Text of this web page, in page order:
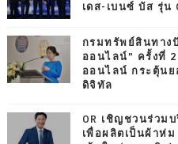
เดส-เบนซ์ บัส รุ่น
กรมทรัพย์สินทาง
ออนไลน์” ครั้งที่
ออนไลน์ กระตุ้น
ดิจิทัล
OR เชิญชวนร่วม
เพื่อผลิตเป็นผ้าห่